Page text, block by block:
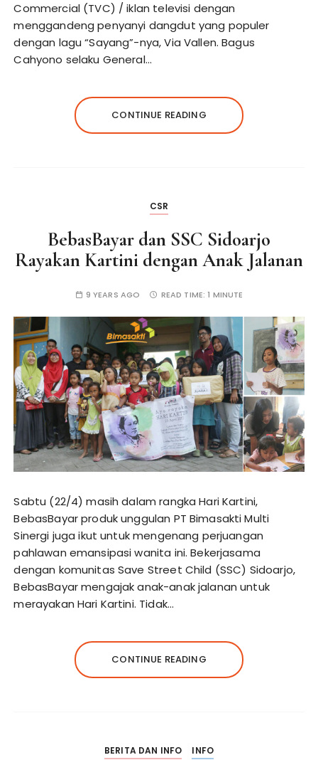
Commercial (TVC) / iklan televisi dengan
menggandeng penyanyi dangdut yang populer
dengan lagu “Sayang”-nya, Via Vallen. Bagus
Cahyono selaku General…
CONTINUE READING
CSR
BebasBayar dan SSC Sidoarjo
Rayakan Kartini dengan Anak Jalanan
9 YEARS AGO READ TIME:1 MINUTE
Sabtu (22/4) masih dalam rangka Hari Kartini,
BebasBayar produk unggulan PT Bimasakti Multi
Sinergi juga ikut untuk mengenang perjuangan
pahlawan emansipasi wanita ini. Bekerjasama
dengan komunitas Save Street Child (SSC) Sidoarjo,
BebasBayar mengajak anak-anak jalanan untuk
merayakan Hari Kartini. Tidak…
CONTINUE READING
BERITA DAN INFO INFO